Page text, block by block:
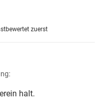
zuerst
halt.